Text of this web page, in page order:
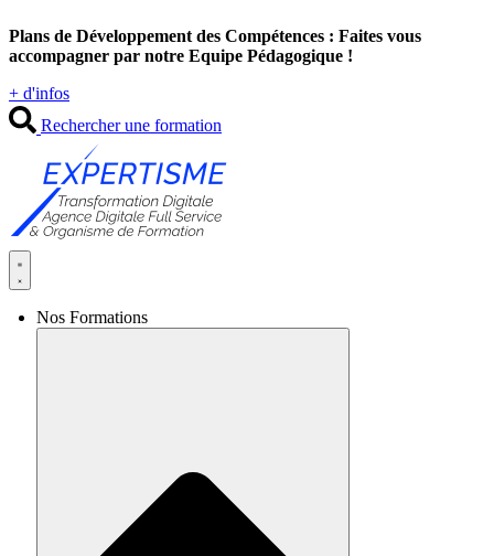
au
contenu
Plans de Développement des Compétences : Faites vous
accompagner par notre Equipe Pédagogique !
+ d'infos
Rechercher une formation
Nos Formations